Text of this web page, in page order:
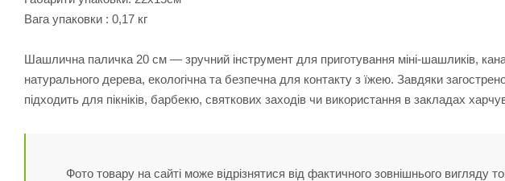
Вага упаковки : 0,17 кг
Шашлична паличка 20 см — зручний інструмент для приготування міні-шашликів,
натурального дерева, екологічна та безпечна для контакту з їжею. Завдяки
підходить для пікніків, барбекю, святкових заходів чи використання в закладах
Фото товару на сайті може відрізнятися від фактичного зовнішнього вигляду